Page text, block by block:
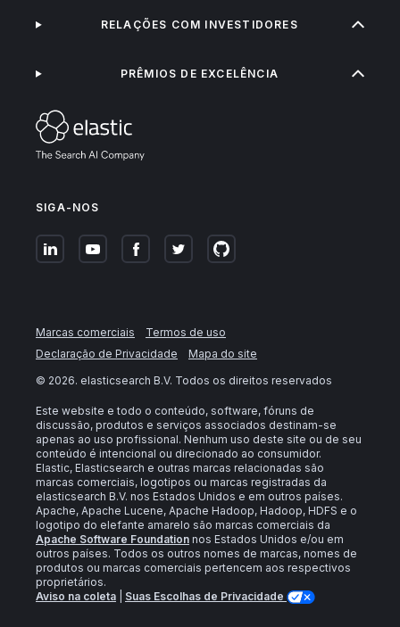
SIGA-NOS
RELAÇÕES COM INVESTIDORES
PRÊMIOS DE EXCELÊNCIA
Marcas comerciais
Termos de uso
Declaração de Privacidade
Mapa do site
© 2026. elasticsearch B.V. Todos os direitos reservados
Este website e todo o conteúdo, software, fóruns de
discussão, produtos e serviços associados destinam-se
apenas ao uso profissional. Nenhum uso deste site ou de seu
conteúdo é intencional ou direcionado ao consumidor.
Elastic, Elasticsearch e outras marcas relacionadas são
marcas comerciais, logotipos ou marcas registradas da
elasticsearch B.V. nos Estados Unidos e em outros países.
Apache, Apache Lucene, Apache Hadoop, Hadoop, HDFS e o
logotipo do elefante amarelo são marcas comerciais da
Apache Software Foundation nos Estados Unidos e/ou em
outros países. Todos os outros nomes de marcas, nomes de
produtos ou marcas comerciais pertencem aos respectivos
proprietários.
Aviso na coleta
Suas Escolhas de Privacidade